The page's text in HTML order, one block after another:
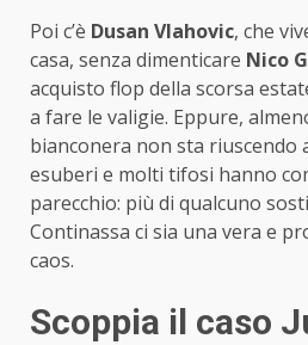
Poi c’è Dusan Vlahovic, che
casa, senza dimenticare Nico
acquisto flop della scorsa
a fare le valigie. Eppure,
bianconera non sta riuscendo
esuberi e molti tifosi hanno
parecchio: più di qualcuno
Continassa ci sia una vera e
caos.
Scoppia il caso